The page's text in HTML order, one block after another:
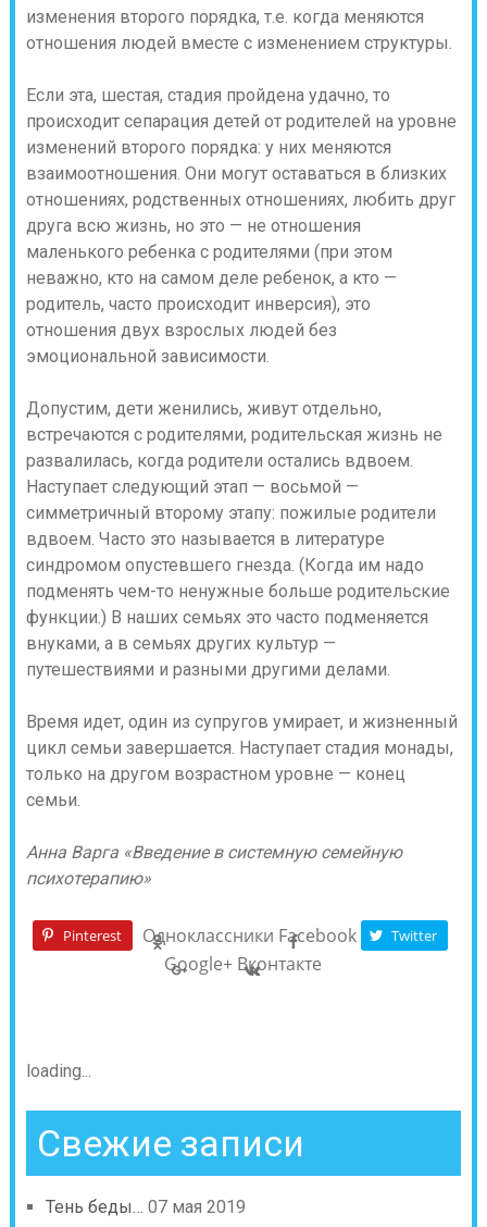
изменения второго порядка, т.е. когда меняются
отношения людей вместе с изменением структуры.
Если эта, шестая, стадия пройдена удачно, то
происходит сепарация детей от родителей на уровне
изменений второго порядка: у них меняются
взаимоотношения. Они могут оставаться в близких
отношениях, родственных отношениях, любить друг
друга всю жизнь, но это — не отношения
маленького ребенка с родителями (при этом
неважно, кто на самом деле ребенок, а кто —
родитель, часто происходит инверсия), это
отношения двух взрослых людей без
эмоциональной зависимости.
Допустим, дети женились, живут отдельно,
встречаются с родителями, родительская жизнь не
развалилась, когда родители остались вдвоем.
Наступает следующий этап — восьмой —
симметричный второму этапу: пожилые родители
вдвоем. Часто это называется в литературе
синдромом опустевшего гнезда. (Когда им надо
подменять чем-то ненужные больше родительские
функции.) В наших семьях это часто подменяется
внуками, а в семьях других культур —
путешествиями и разными другими делами.
Время идет, один из супругов умирает, и жизненный
цикл семьи завершается. Наступает стадия монады,
только на другом возрастном уровне — конец
семьи.
Анна Варга «Введение в системную семейную
психотерапию»
Pinterest Одноклассники Facebook Twitter
Google+ Вконтакте
loading...
Свежие записи
Тень беды… 07 мая 2019